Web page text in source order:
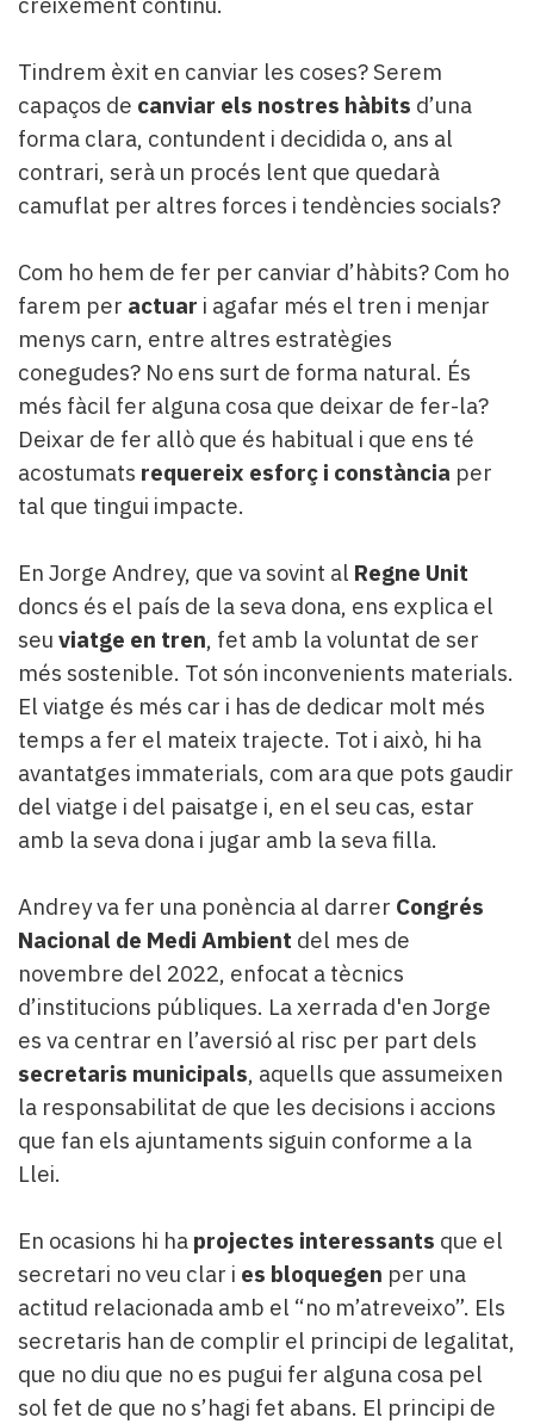
Tindrem èxit en canviar les coses? Serem
capaços de canviar els nostres hàbits d’una
forma clara, contundent i decidida o, ans al
contrari, serà un procés lent que quedarà
camuflat per altres forces i tendències socials?
Com ho hem de fer per canviar d’hàbits? Com ho
farem per actuar i agafar més el tren i menjar
menys carn, entre altres estratègies
conegudes? No ens surt de forma natural. És
més fàcil fer alguna cosa que deixar de fer-la?
Deixar de fer allò que és habitual i que ens té
acostumats requereix esforç i constància per
tal que tingui impacte.
En Jorge Andrey, que va sovint al Regne Unit
doncs és el país de la seva dona, ens explica el
seu viatge en tren, fet amb la voluntat de ser
més sostenible. Tot són inconvenients materials.
El viatge és més car i has de dedicar molt més
temps a fer el mateix trajecte. Tot i això, hi ha
avantatges immaterials, com ara que pots gaudir
del viatge i del paisatge i, en el seu cas, estar
amb la seva dona i jugar amb la seva filla.
Andrey va fer una ponència al darrer Congrés
Nacional de Medi Ambient del mes de
novembre del 2022, enfocat a tècnics
d’institucions públiques. La xerrada d'en Jorge
es va centrar en l’aversió al risc per part dels
secretaris municipals, aquells que assumeixen
la responsabilitat de que les decisions i accions
que fan els ajuntaments siguin conforme a la
Llei.
En ocasions hi ha projectes interessants que el
secretari no veu clar i es bloquegen per una
actitud relacionada amb el “no m’atreveixo”. Els
secretaris han de complir el principi de legalitat,
que no diu que no es pugui fer alguna cosa pel
sol fet de que no s’hagi fet abans. El principi de